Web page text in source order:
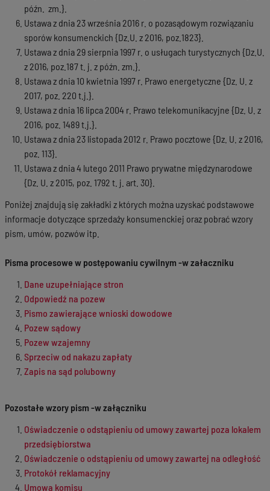
późn. zm.}.
Ustawa z dnia 23 września 2016 r. o pozasądowym rozwiązaniu
sporów konsumenckich {Dz.U. z 2016, poz.1823}.
Ustawa z dnia 29 sierpnia 1997 r. o usługach turystycznych {Dz.U.
z 2016, poz.187 t. j. z późn. zm.}.
Ustawa z dnia 10 kwietnia 1997 r. Prawo energetyczne {Dz. U. z
2017, poz. 220 t.j.}.
Ustawa z dnia 16 lipca 2004 r. Prawo telekomunikacyjne {Dz. U. z
2016, poz. 1489 t.j.}.
Ustawa z dnia 23 listopada 2012 r. Prawo pocztowe {Dz. U. z 2016,
poz. 113}.
Ustawa z dnia 4 lutego 2011 Prawo prywatne międzynarodowe
{Dz. U. z 2015, poz. 1792 t. j. art. 30}.
Poniżej znajdują się zakładki z których można uzyskać podstawowe
informacje dotyczące sprzedaży konsumenckiej oraz pobrać wzory
pism, umów, pozwów itp.
Pisma procesowe w postępowaniu cywilnym -w załaczniku
Dane uzupełniające stron
Odpowiedź na pozew
Pismo zawierające wnioski dowodowe
Pozew sądowy
Pozew wzajemny
Sprzeciw od nakazu zapłaty
Zapis na sąd polubowny
Pozostałe wzory pism -w załączniku
Oświadczenie o odstąpieniu od umowy zawartej poza lokalem
przedsiębiorstwa
Oświadczenie o odstąpieniu od umowy zawartej na odległość
Protokół reklamacyjny
Umowa komisu